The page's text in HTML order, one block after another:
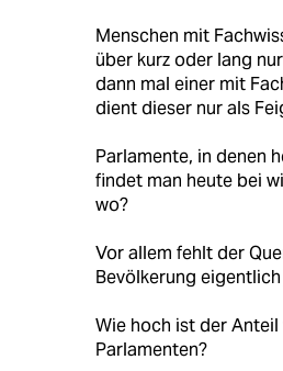
Menschen mit
über kurz oder lang
dann mal einer mit
dient dieser nur als
Parlamente, in denen
findet man heute bei
wo?
Vor allem fehlt der
Bevölkerung
Wie hoch ist der
Parlamenten?